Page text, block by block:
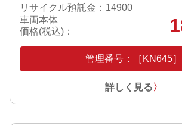
リサイクル預託金：14900
車両本体
価格(税込)：
管理番号：［KN645］
詳しく見る〉